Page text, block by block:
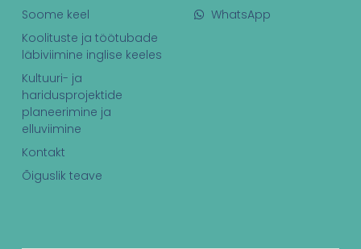
Soome keel
Koolituste ja töötubade
läbiviimine inglise keeles
Kultuuri- ja
haridusprojektide
planeerimine ja
elluviimine
Kontakt
Õiguslik teave
WhatsApp